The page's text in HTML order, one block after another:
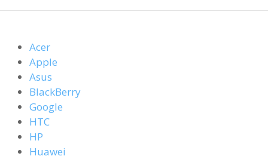
Acer
Apple
Asus
BlackBerry
Google
HTC
HP
Huawei